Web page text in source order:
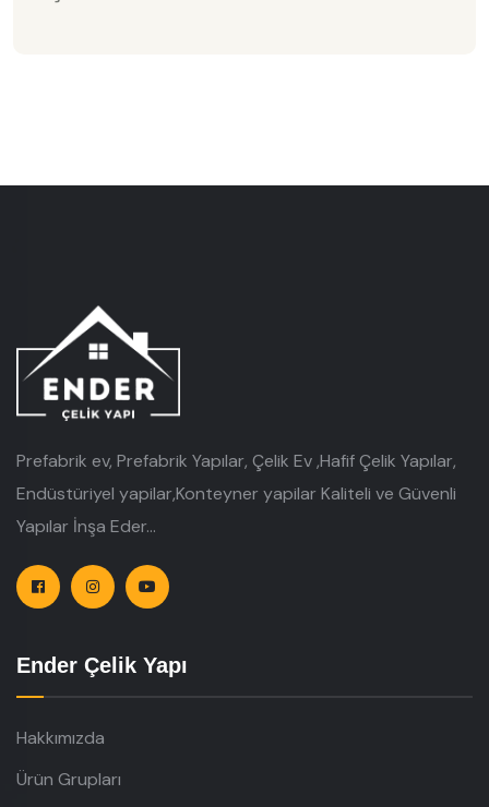
Prefabrik ev, Prefabrik Yapılar, Çelik Ev ,Hafif Çelik Yapılar,
Endüstüriyel yapilar,Konteyner yapilar Kaliteli ve Güvenli
Yapılar İnşa Eder...
Ender Çelik Yapı
Hakkımızda
Ürün Grupları